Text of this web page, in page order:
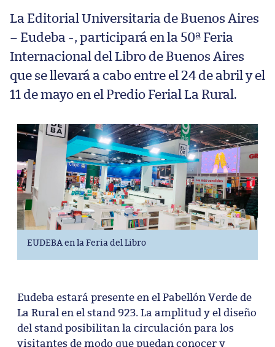
La Editorial Universitaria de Buenos Aires
– Eudeba -, participará en la 50ª Feria
Internacional del Libro de Buenos Aires
que se llevará a cabo entre el 24 de abril y el
11 de mayo en el Predio Ferial La Rural.
EUDEBA en la Feria del Libro
Eudeba estará presente en el Pabellón Verde de
La Rural en el stand 923. La amplitud y el diseño
del stand posibilitan la circulación para los
visitantes de modo que puedan conocer y